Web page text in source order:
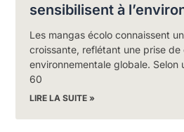
sensibilisent à
Les mangas écolo connaissent
croissante, reflétant une prise de
environnementale globale.
60
LIRE LA SUITE »